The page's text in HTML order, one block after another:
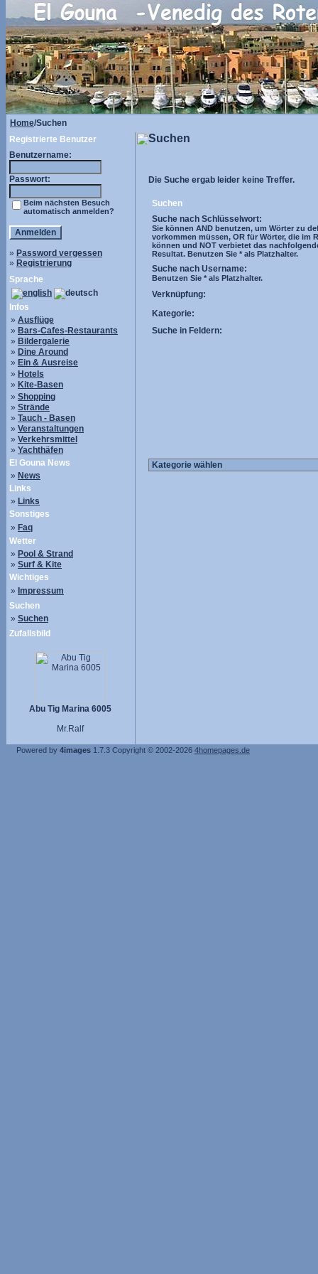
Home/Suchen
Registrierte Benutzer
Benutzername:
Passwort:
Beim nächsten Besuch
automatisch anmelden?
» Password vergessen
» Registrierung
Sprache
Infos
» Ausflüge
» Bars-Cafes-Restaurants
» Bildergalerie
» Dine Around
» Ein & Ausreise
» Hotels
» Kite-Basen
» Shopping
» Strände
» Tauch - Basen
» Veranstaltungen
» Verkehrsmittel
» Yachthäfen
El Gouna News
» News
Links
» Links
Sonstiges
» Faq
Wetter
» Pool & Strand
» Surf & Kite
Wichtiges
» Impressum
Suchen
» Suchen
Zufallsbild
Abu Tig Marina 6005
Mr.Ralf
Suchen
Die Suche ergab leider keine Treffer.
Suchen
Suche nach Schlüsselwort:
Sie können AND benutzen, um Wörter zu
vorkommen müssen, OR für Wörter, die im
können und NOT verbietet das
Resultat. Benutzen Sie * als Platzhalter.
Suche nach Username:
Benutzen Sie * als Platzhalter.
Verknüpfung:
Kategorie:
Suche in Feldern:
Powered by 4images 1.7.3 Copyright © 2002-2026 4homepages.de